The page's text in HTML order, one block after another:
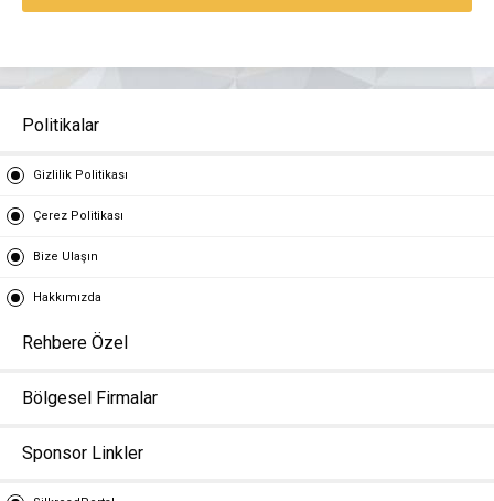
Politikalar
Gizlilik Politikası
Çerez Politikası
Bize Ulaşın
Hakkımızda
Rehbere Özel
Bölgesel Firmalar
Sponsor Linkler